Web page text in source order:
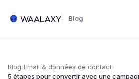
Blog
Blog›Email & données de contact›
5 étapes pour convertir avec une